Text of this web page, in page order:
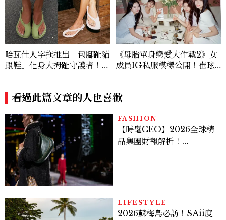
哈瓦仕人字拖推出「包腳趾貓
跟鞋」化身大拇趾守護者！從
《母胎單身戀愛大作戰2》女
成員IG私服模樣公開！崔玹
看過此篇文章的人也喜歡
FASHION
【時髦CEO】2026全球精
品集團財報解析！
LIFESTYLE
2026蘇梅島必訪！SAii度